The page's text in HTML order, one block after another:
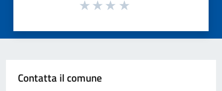
Contatta il comune